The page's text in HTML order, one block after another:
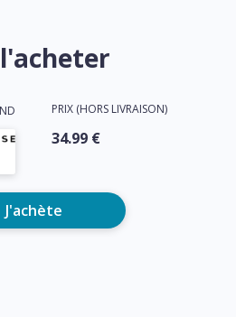
PRIX (HORS LIVRAISON)
34.99 €
J'achète